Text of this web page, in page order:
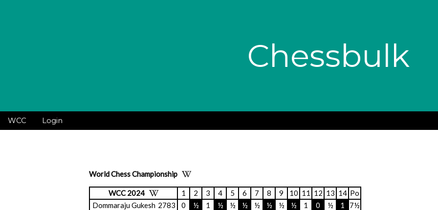
Chessbulk
WCC Login
World Chess Championship
WCC 2024 1 2 3 4 5 6 7 8 9 10 11 12 13 14 Po
Dommaraju Gukesh 2783 0 ½ 1 ½ ½ ½ ½ ½ ½ ½ 1 0 ½ 1
7½